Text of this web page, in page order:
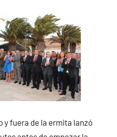
y fuera de la ermita lanzó